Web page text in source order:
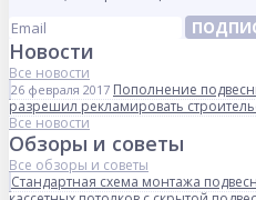
Новости
Все новости
26 февраля 2017 Пополнение
разрешил рекламировать
Все новости
Обзоры и советы
Все обзоры и советы
Стандартная схема монтажа